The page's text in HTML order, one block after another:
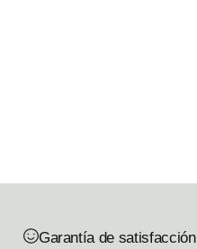
Garantía de satisfacción